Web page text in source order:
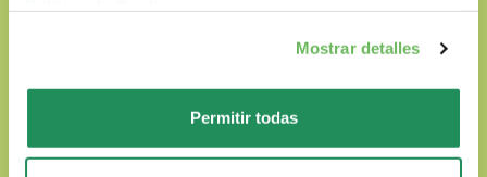
Mostrar detalles
Permitir todas
Natural Quality Love